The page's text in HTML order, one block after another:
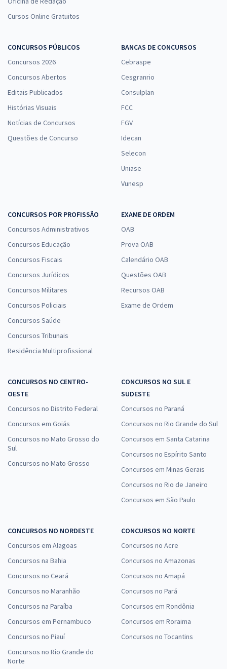
Cursos Online Gratuitos
CONCURSOS PÚBLICOS
Concursos 2026
Concursos Abertos
Editais Publicados
Histórias Visuais
Notícias de Concursos
Questões de Concurso
BANCAS DE CONCURSOS
Cebraspe
Cesgranrio
Consulplan
FCC
FGV
Idecan
Selecon
Uniase
Vunesp
CONCURSOS POR PROFISSÃO
Concursos Administrativos
Concursos Educação
Concursos Fiscais
Concursos Jurídicos
Concursos Militares
Concursos Policiais
Concursos Saúde
Concursos Tribunais
Residência Multiprofissional
EXAME DE ORDEM
OAB
Prova OAB
Calendário OAB
Questões OAB
Recursos OAB
Exame de Ordem
CONCURSOS NO CENTRO-
OESTE
Concursos no Distrito Federal
Concursos em Goiás
Concursos no Mato Grosso do
Sul
Concursos no Mato Grosso
CONCURSOS NO SUL E
SUDESTE
Concursos no Paraná
Concursos no Rio Grande do Sul
Concursos em Santa Catarina
Concursos no Espírito Santo
Concursos em Minas Gerais
Concursos no Rio de Janeiro
Concursos em São Paulo
CONCURSOS NO NORDESTE
Concursos em Alagoas
Concursos na Bahia
Concursos no Ceará
Concursos no Maranhão
Concursos na Paraíba
Concursos em Pernambuco
Concursos no Piauí
Concursos no Rio Grande do
Norte
CONCURSOS NO NORTE
Concursos no Acre
Concursos no Amazonas
Concursos no Amapá
Concursos no Pará
Concursos em Rondônia
Concursos em Roraima
Concursos no Tocantins